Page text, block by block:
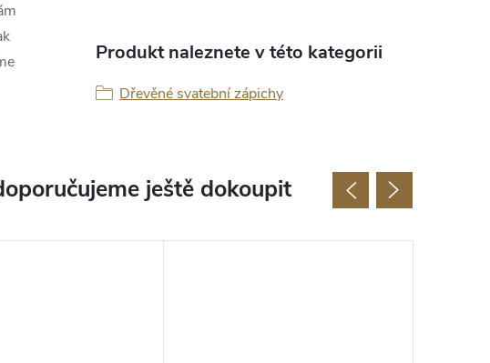
Produkt naleznete v této kategorii
Dřevěné svatební zápichy
ještě dokoupit